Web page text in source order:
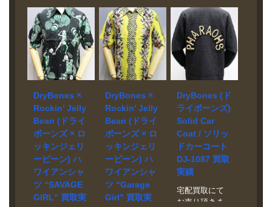
DS-2448 買取
実績
宅配買取にて
お売り頂きま
した。 ブラン
ド Dry Bones
モデル Rayon
Open Collar
Shirts –
Thunderbird –
DS-2448 買取
相場 お問い合
わせくださ
い。 状態 美中
古品 1950年代
のヴィンテー
ド DryBones
モデル DOT
BANDANA 買
取相場 お問い
合わせくださ
い。 状態 未使
用品
ライボーン
ズ） より、ク
ラシカルな雰
囲気漂う
“DOT”
BANDANA（ド
ット柄バンダ
ナ） を店頭に
て買取いたし
ました！ アメ
宅配買取にて
お売り頂きま
した。 ブラン
ド DryBones
モデル
Embroidered
Jacket
相場 お問い合
わせくださ
い。 状態 美品
ドライボーン
ズの
Embroidered
Jacket
ーシブル スカ
DryBones ×
Rockin’ Jelly
Bean (ドライ
ボーンズ × ロ
ッキンジェリ
ービーン) ハ
ワイアンシャ
ツ “SAVAGE
GIRL” 買取実
DryBones ×
Rockin’ Jelly
Bean (ドライ
ボーンズ × ロ
ッキンジェリ
ービーン) ハ
ワイアンシャ
ツ “Garage
Girl” 買取実
DryBones (ド
ライボーンズ)
Solid Car
Coat / ソリッ
ドカーコート
DJ-1087 買取
実績
宅配買取にて
お売り頂きま